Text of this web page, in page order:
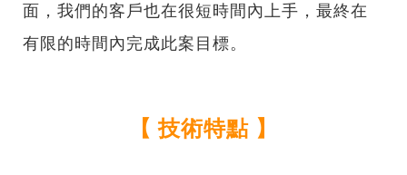
面，我們的客戶也在很短時間內上手，最終在
有限的時間內完成此案目標。
【 技術特點 】